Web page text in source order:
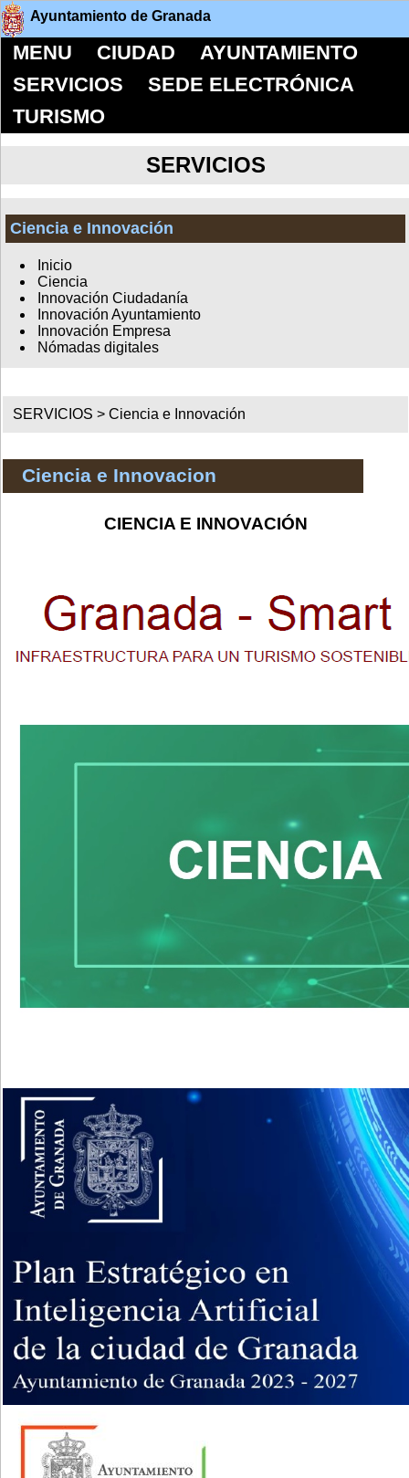
Ayuntamiento de Granada
MENU CIUDAD
AYUNTAMIENTO
SERVICIOS
SEDE ELECTRÓNICA
TURISMO
SERVICIOS
Ciencia e Innovación
Inicio
Ciencia
Innovación Ciudadanía
Innovación Ayuntamiento
Innovación Empresa
Nómadas digitales
SERVICIOS >Ciencia e Innovación
Ciencia e Innovacion
CIENCIA E INNOVACIÓN